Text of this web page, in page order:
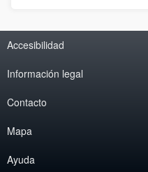
Accesibilidad
Información legal
Contacto
Mapa
Ayuda